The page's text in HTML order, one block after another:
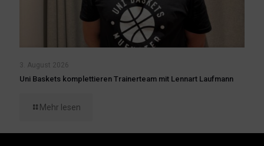
3. August 2026
Uni Baskets komplettieren Trainerteam mit Lennart Laufmann
Mehr lesen